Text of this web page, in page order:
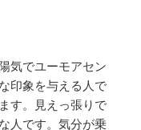
気でユーモアセン
印象を与える人で
す。見えっ張りで
人です。気分が乗